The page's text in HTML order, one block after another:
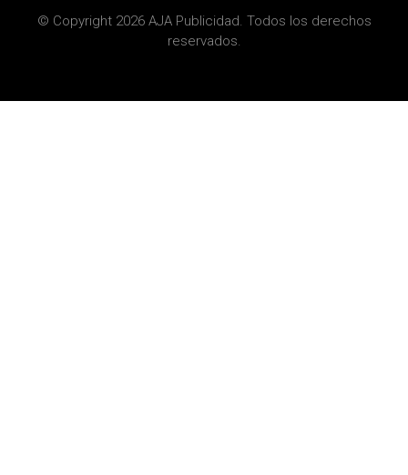
© Copyright 2026 AJA Publicidad. Todos los derechos
reservados.